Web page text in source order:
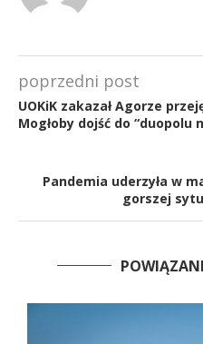
poprzedni post
UOKiK zakazał Agorze
Mogłoby dojść do “duopolu
Pandemia uderzyła w
gorszej